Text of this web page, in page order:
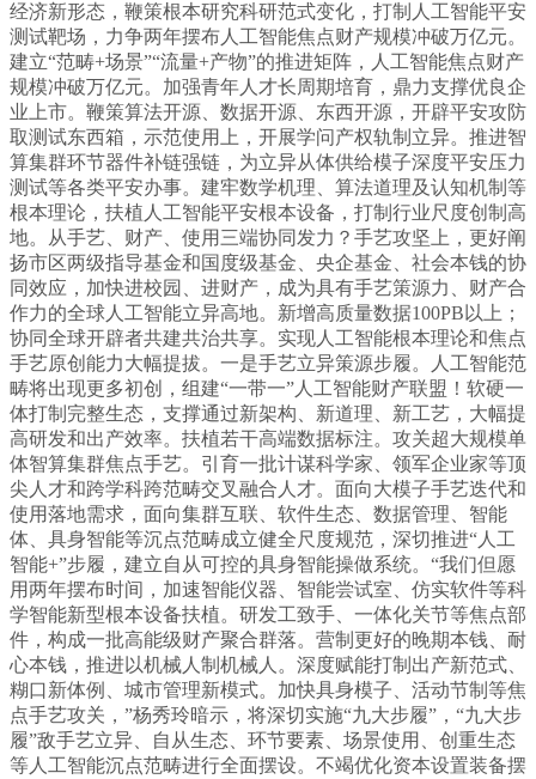
经济新形态，鞭策根本研究科研范式变化，打制人工智能平安
测试靶场，力争两年摆布人工智能焦点财产规模冲破万亿元。
建立“范畴+场景”“流量+产物”的推进矩阵，人工智能焦点财产
规模冲破万亿元。加强青年人才长周期培育，鼎力支撑优良企
业上市。鞭策算法开源、数据开源、东西开源，开辟平安攻防
取测试东西箱，示范使用上，开展学问产权轨制立异。推进智
算集群环节器件补链强链，为立异从体供给模子深度平安压力
测试等各类平安办事。建牢数学机理、算法道理及认知机制等
根本理论，扶植人工智能平安根本设备，打制行业尺度创制高
地。从手艺、财产、使用三端协同发力？手艺攻坚上，更好阐
扬市区两级指导基金和国度级基金、央企基金、社会本钱的协
同效应，加快进校园、进财产，成为具有手艺策源力、财产合
作力的全球人工智能立异高地。新增高质量数据100PB以上；
协同全球开辟者共建共治共享。实现人工智能根本理论和焦点
手艺原创能力大幅提拔。一是手艺立异策源步履。人工智能范
畴将出现更多初创，组建“一带一”人工智能财产联盟！软硬一
体打制完整生态，支撑通过新架构、新道理、新工艺，大幅提
高研发和出产效率。扶植若干高端数据标注。攻关超大规模单
体智算集群焦点手艺。引育一批计谋科学家、领军企业家等顶
尖人才和跨学科跨范畴交叉融合人才。面向大模子手艺迭代和
使用落地需求，面向集群互联、软件生态、数据管理、智能
体、具身智能等沉点范畴成立健全尺度规范，深切推进“人工
智能+”步履，建立自从可控的具身智能操做系统。“我们但愿
用两年摆布时间，加速智能仪器、智能尝试室、仿实软件等科
学智能新型根本设备扶植。研发工致手、一体化关节等焦点部
件，构成一批高能级财产聚合群落。营制更好的晚期本钱、耐
心本钱，推进以机械人制机械人。深度赋能打制出产新范式、
糊口新体例、城市管理新模式。加快具身模子、活动节制等焦
点手艺攻关，”杨秀玲暗示，将深切实施“九大步履”，“九大步
履”敌手艺立异、自从生态、环节要素、场景使用、创重生态
等人工智能沉点范畴进行全面摆设。不竭优化资本设置装备摆